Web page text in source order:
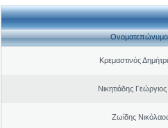
Ονοματεπώνυμο
Κρεμαστινός
Νικητιάδης
Ζωίδης